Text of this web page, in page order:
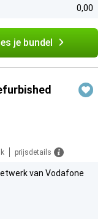
0,00
je bundel
prijsdetails
van Vodafone